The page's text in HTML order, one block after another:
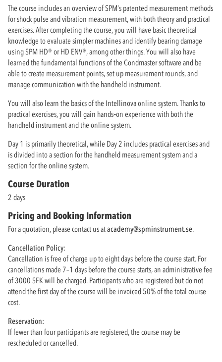
The course includes an overview of SPM’s patented measurement methods
for shock pulse and vibration measurement, with both theory and practical
exercises. After completing the course, you will have basic theoretical
knowledge to evaluate simpler machines and identify bearing damage
using SPM HD® or HD ENV®, among other things. You will also have
learned the fundamental functions of the Condmaster software and be
able to create measurement points, set up measurement rounds, and
manage communication with the handheld instrument.
You will also learn the basics of the Intellinova online system. Thanks to
practical exercises, you will gain hands‑on experience with both the
handheld instrument and the online system.
Day 1 is primarily theoretical, while Day 2 includes practical exercises and
is divided into a section for the handheld measurement system and a
section for the online system.
Course Duration
2 days
Pricing and Booking Information
For a quotation, please contact us atacademy@spminstrument.se.
Cancellation Policy:
Cancellation is free of charge up to eight days before the course start. For
cancellations made 7–1 days before the course starts, an administrative fee
of 3000 SEK will be charged. Participants who are registered but do not
attend the first day of the course will be invoiced 50% of the total course
cost.
Reservation:
If fewer than four participants are registered, the course may be
rescheduled or cancelled.